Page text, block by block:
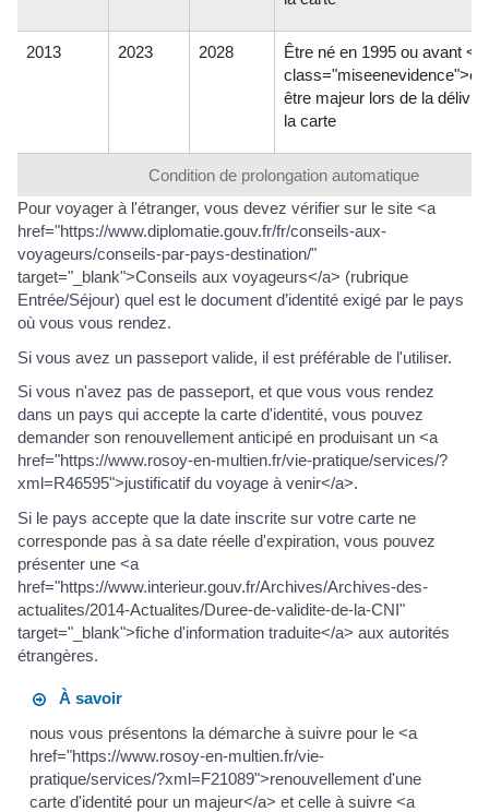
Condition de prolongation automatique
2013 2023 2028
Être né en 1995 ou avant
être majeur lors de la
la carte
Pour voyager à l'étranger, vous devez vérifier sur le site <a
href="https://www.diplomatie.gouv.fr/fr/conseils-aux-
voyageurs/conseils-par-pays-destination/"
target="_blank">Conseils aux voyageurs</a> (rubrique
Entrée/Séjour) quel est le document d’identité exigé par le pays
où vous vous rendez.
Si vous avez un passeport valide, il est préférable de l'utiliser.
Si vous n'avez pas de passeport, et que vous vous rendez
dans un pays qui accepte la carte d'identité, vous pouvez
demander son renouvellement anticipé en produisant un <a
href="https://www.rosoy-en-multien.fr/vie-pratique/services/?
xml=R46595">justificatif du voyage à venir</a>.
Si le pays accepte que la date inscrite sur votre carte ne
corresponde pas à sa date réelle d'expiration, vous pouvez
présenter une <a
href="https://www.interieur.gouv.fr/Archives/Archives-des-
actualites/2014-Actualites/Duree-de-validite-de-la-CNI"
target="_blank">fiche d'information traduite</a> aux autorités
étrangères.
À savoir
nous vous présentons la démarche à suivre pour le <a
href="https://www.rosoy-en-multien.fr/vie-
pratique/services/?xml=F21089">renouvellement d'une
carte d'identité pour un majeur</a> et celle à suivre <a